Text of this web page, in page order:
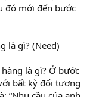
đó mới đến bước
là gì? (Need)
là gì? Ở bước
bất kỳ đối tượng